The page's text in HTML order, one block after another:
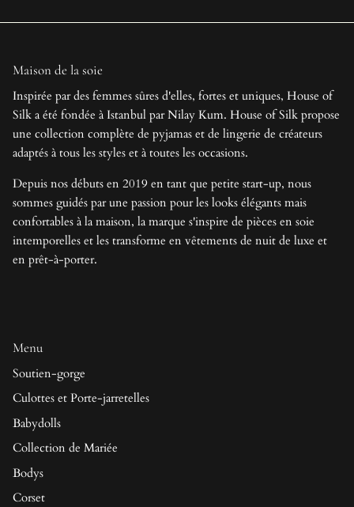
Maison de la soie
Inspirée par des femmes sûres d'elles, fortes et uniques, House of
Silk a été fondée à Istanbul par Nilay Kum. House of Silk propose
une collection complète de pyjamas et de lingerie de créateurs
adaptés à tous les styles et à toutes les occasions.
Depuis nos débuts en 2019 en tant que petite start-up, nous
sommes guidés par une passion pour les looks élégants mais
confortables à la maison, la marque s'inspire de pièces en soie
intemporelles et les transforme en vêtements de nuit de luxe et
en prêt-à-porter.
Menu
Soutien-gorge
Culottes et Porte-jarretelles
Babydolls
Collection de Mariée
Bodys
Corset